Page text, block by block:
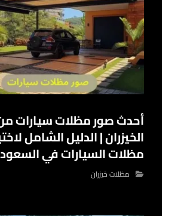
أحدث صور مظلات سيارات
الخيزران | الدليل الشامل
مظلات السيارات في
مظلات خيزران